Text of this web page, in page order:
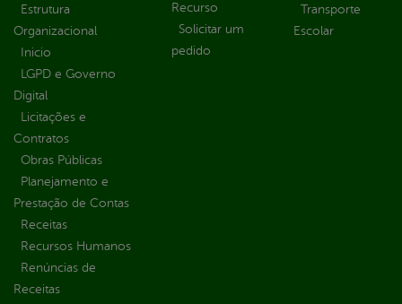
Estrutura
Organizacional
Inicio
LGPD e Governo
Digital
Licitações e
Contratos
Obras Públicas
Planejamento e
Prestação de Contas
Receitas
Recursos Humanos
Renúncias de
Receitas
Recurso
Solicitar um
pedido
Transporte
Escolar